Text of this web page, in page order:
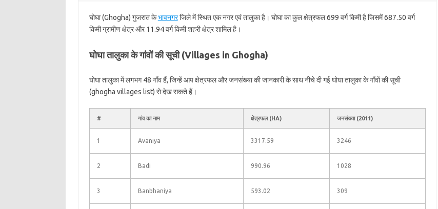
घोघा (Ghogha) गुजरात केभावनगरजिले में स्थित एक नगर एवं तालुका है। घोघा का कुल क्षेत्रफल 699 वर्ग किमी है जिसमें 687.50 वर्ग
किमी ग्रामीण क्षेत्र और 11.94 वर्ग किमी शहरी क्षेत्र शामिल है।
घोघा तालुका के गांवों की सूची (Villages in Ghogha)
घोघा तालुका में लगभग 48 गाँव हैं, जिन्हें आप क्षेत्रफल और जनसंख्या की जानकारी के साथ नीचे दी गई घोघा तालुका के गाँवों की सूची
(ghogha villages list) से देख सकते हैं।
# गांव का नाम क्षेत्रफल (HA) जनसंख्या (2011)
1 Avaniya 3317.59 3246
2 Badi 990.96 1028
3 Banbhaniya 593.02 309